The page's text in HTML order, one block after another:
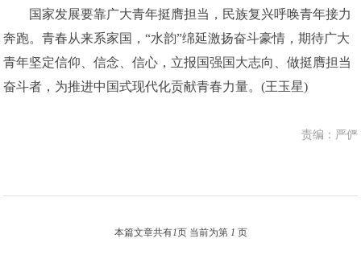
国家发展要靠广大青年挺膺担当，民族复兴呼唤青年接力
奔跑。青春从来系家国，“水韵”绵延激扬奋斗豪情，期待广大
青年坚定信仰、信念、信心，立报国强国大志向、做挺膺担当
奋斗者，为推进中国式现代化贡献青春力量。(王玉星)
责编：严俨
本篇文章共有1页 当前为第 1 页